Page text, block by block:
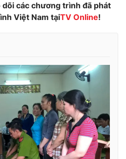
VTV Thể thao
Tấm lòng Việt
Vươn mình bằng AI
VTV8
English
các chương trình đã phát
Việt Nam tạiTV Online!